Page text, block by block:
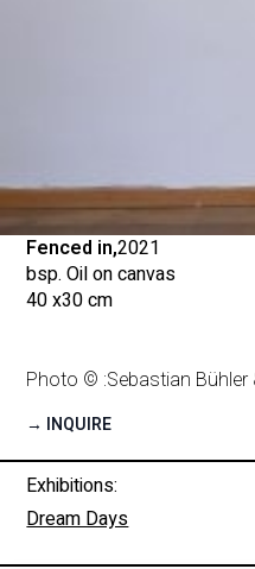
Fenced in,2021
bsp. Oil on canvas
40 x30 cm
Photo © :Sebastian Bühler
→ INQUIRE
Exhibitions:
Dream Days